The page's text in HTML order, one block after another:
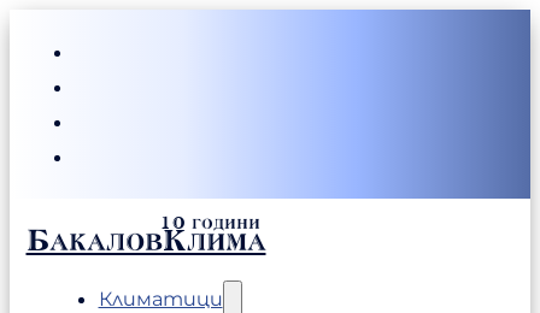
БакаловКлима
Климатици